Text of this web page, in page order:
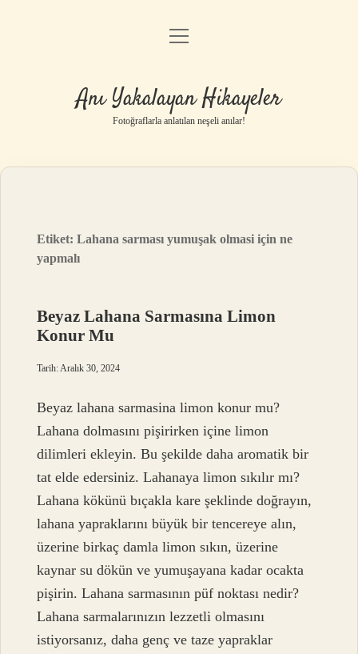
Anasayfa
Yasal Uyarı
menüyü
Anı Yakalayan Hikayeler
Fotoğraflarla anlatılan neşeli anılar!
Etiket:Lahana sarması yumuşak olmasi için ne
yapmalı
Beyaz Lahana Sarmasına Limon
Konur Mu
Tarih: Aralık 30, 2024
Beyaz lahana sarmasina limon konur mu?
Lahana dolmasını pişirirken içine limon
dilimleri ekleyin. Bu şekilde daha aromatik bir
tat elde edersiniz. Lahanaya limon sıkılır mı?
Lahana kökünü bıçakla kare şeklinde doğrayın,
lahana yapraklarını büyük bir tencereye alın,
üzerine birkaç damla limon sıkın, üzerine
kaynar su dökün ve yumuşayana kadar ocakta
pişirin. Lahana sarmasının püf noktası nedir?
Lahana sarmalarınızın lezzetli olmasını
istiyorsanız, daha genç ve taze yapraklar